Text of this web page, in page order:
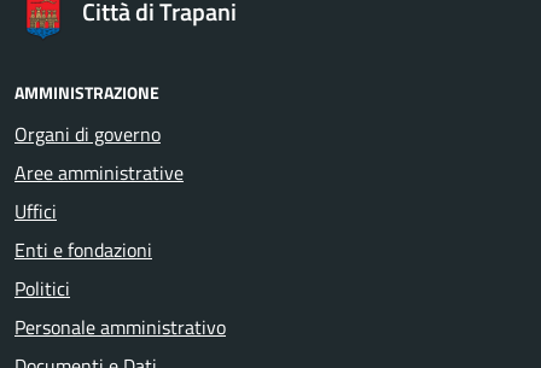
Città di Trapani
AMMINISTRAZIONE
Organi di governo
Aree amministrative
Uffici
Enti e fondazioni
Politici
Personale amministrativo